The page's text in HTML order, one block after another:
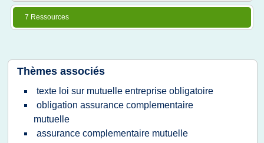
7 Ressources
Thèmes associés
texte loi sur mutuelle entreprise obligatoire
obligation assurance complementaire
mutuelle
assurance complementaire mutuelle